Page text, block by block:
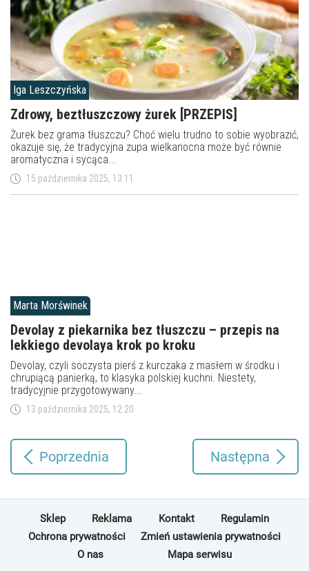
Iga Leszczyńska
Zdrowy, beztłuszczowy żurek [PRZEPIS]
Żurek bez grama tłuszczu? Choć wielu trudno to sobie wyobrazić,
okazuje się, że tradycyjna zupa wielkanocna może być równie
aromatyczna i sycąca...
15 października 2025, 13:11
Marta Morświnek
Devolay z piekarnika bez tłuszczu – przepis na
lekkiego devolaya krok po kroku
Devolay, czyli soczysta pierś z kurczaka z masłem w środku i
chrupiącą panierką, to klasyka polskiej kuchni. Niestety,
tradycyjnie przygotowywany...
13 października 2025, 12:20
Poprzednia Następna
Sklep Reklama Kontakt
Regulamin
Ochrona prywatności
Zmień ustawienia prywatności
O nas
Mapa serwisu